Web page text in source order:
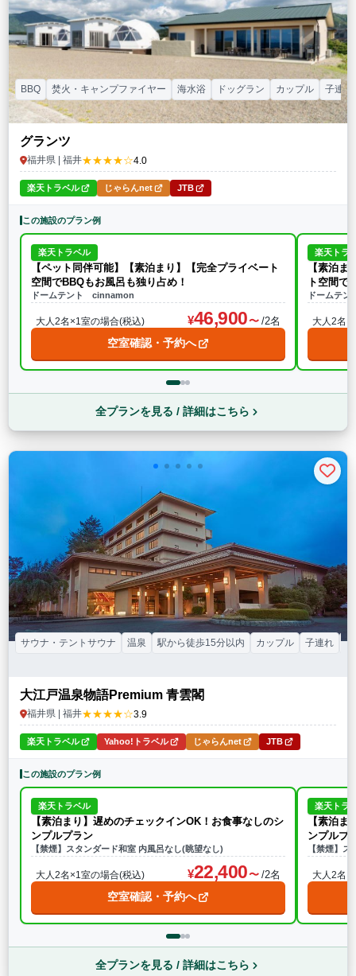
グランツ
福井県 | 福井★★★★☆4.0
BBQ 焚火・キャンプファイヤー 海水浴 ドッグラン カップル 子連れ
楽天トラベル じゃらんnet JTB
この施設のプラン例
楽天トラベル
【ペット同伴可能】【素泊まり】【完全プライベート
空間でBBQもお風呂も独り占め！
ドームテント cinnamon
大人2名×1室の場合(税込) 46,900 /2名
空室確認・予約へ
楽天トラ
【素泊
ト空間で
ドームテ
大人2名
全プランを見る / 詳細はこちら
大江戸温泉物語Premium 青雲閣
福井県 | 福井★★★★☆3.9
サウナ・テントサウナ 温泉 駅から徒歩15分以内 カップル 子連れ
楽天トラベル Yahoo!トラベル じゃらんnet JTB
この施設のプラン例
楽天トラベル
【素泊まり】遅めのチェックインOK！お食事なしのシ
ンプルプラン
【禁煙】スタンダード和室 内風呂なし(眺望なし)
大人2名×1室の場合(税込) 22,400 /2名
空室確認・予約へ
楽天トラ
【素泊
ンプルプ
【禁煙】
大人2名
全プランを見る / 詳細はこちら